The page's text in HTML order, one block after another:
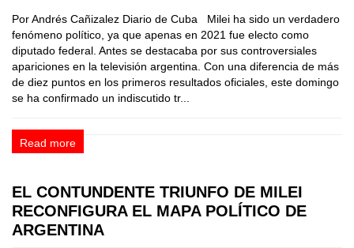
Por Andrés Cañizalez Diario de Cuba Milei ha sido un verdadero
fenómeno político, ya que apenas en 2021 fue electo como
diputado federal. Antes se destacaba por sus controversiales
apariciones en la televisión argentina. Con una diferencia de más
de diez puntos en los primeros resultados oficiales, este domingo
se ha confirmado un indiscutido tr...
Read more
EL CONTUNDENTE TRIUNFO DE MILEI
RECONFIGURA EL MAPA POLÍTICO DE
ARGENTINA